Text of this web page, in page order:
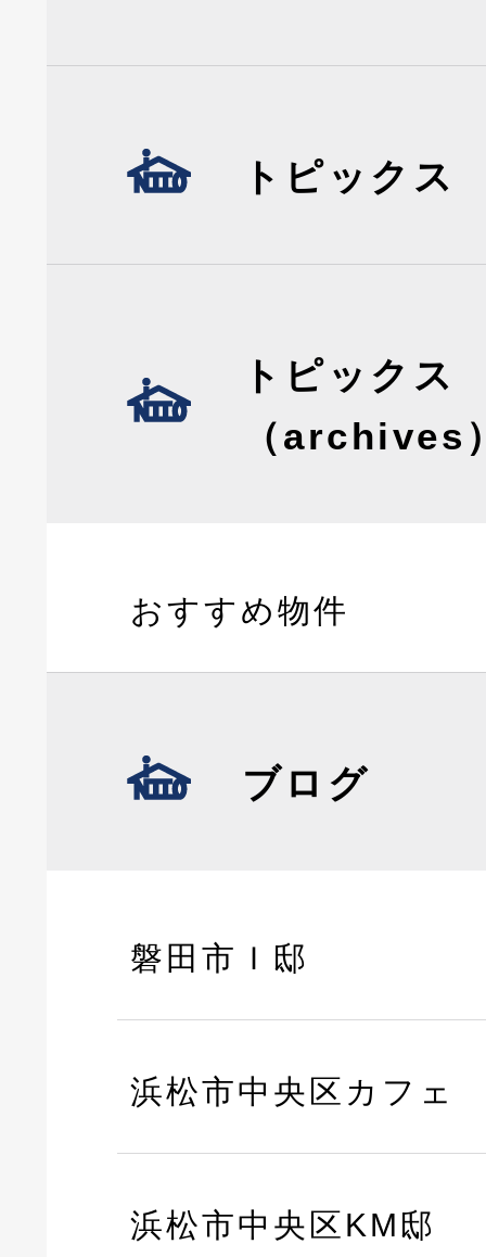
トピックス
トピックス
（archives
おすすめ物件
ブログ
磐田市Ｉ邸
浜松市中央区カフェ
浜松市中央区KM邸